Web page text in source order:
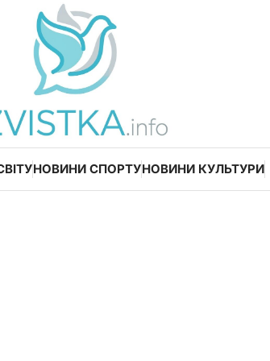
НОВИНИ СПОРТУНОВИНИ КУЛЬТУРИ